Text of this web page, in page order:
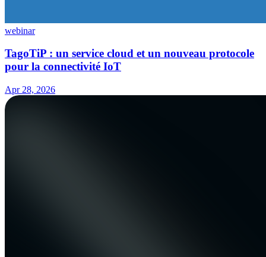
webinar
TagoTiP : un service cloud et un nouveau protocole
pour la connectivité IoT
Apr 28, 2026